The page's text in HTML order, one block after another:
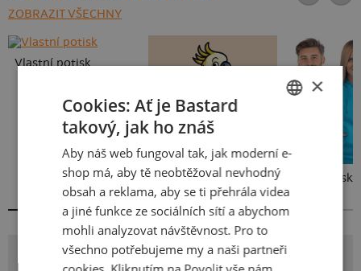
ZOBRAZIT VŠECHNY
Vlastní potisk
Kakat-du Bez potisku
POTISK KOŇADRA
SLOVAK
×
Cookies: Ať je Bastard
takový, jak ho znáš
Aby náš web fungoval tak, jak moderní e-
shop má, aby tě neobtěžoval nevhodný
obsah a reklama, aby se ti přehrála videa
a jiné funkce ze sociálních sítí a abychom
mohli analyzovat návštěvnost. Pro to
všechno potřebujeme my a naši partneři